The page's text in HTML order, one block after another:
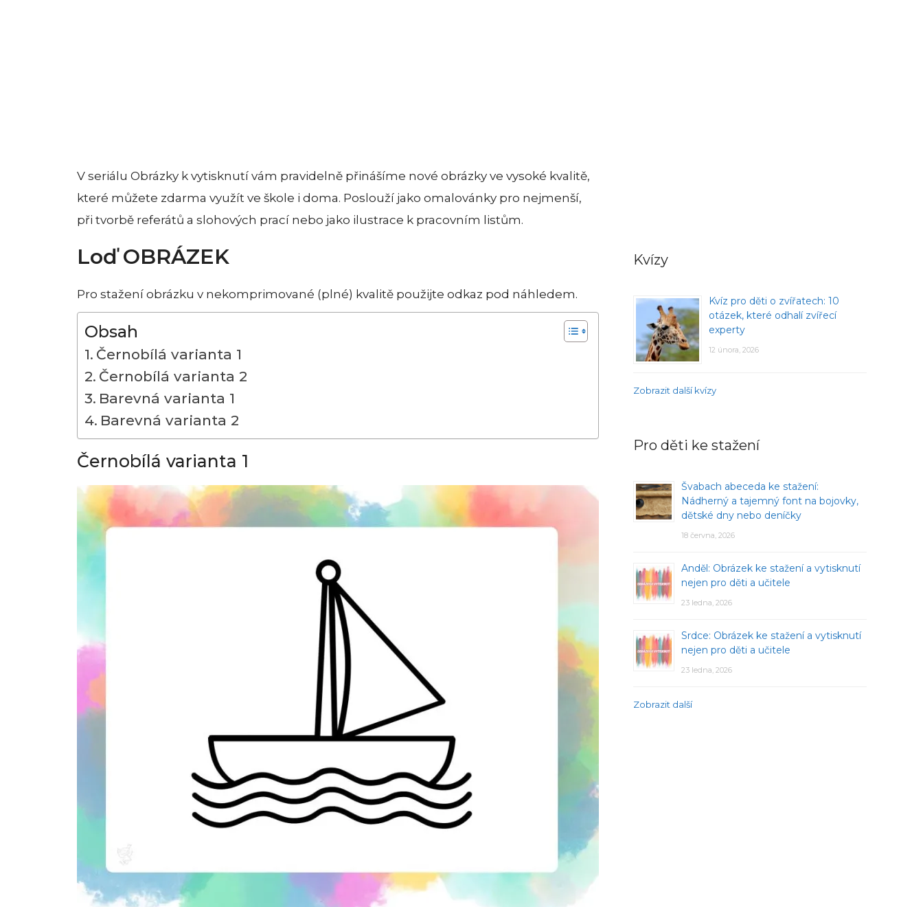
V seriálu Obrázky k vytisknutí vám pravidelně přinášíme nové obrázky ve vysoké kvalitě,
které můžete zdarma využít ve škole i doma. Poslouží jako omalovánky pro nejmenší,
při tvorbě referátů a slohových prací nebo jako ilustrace k pracovním listům.
Loď OBRÁZEK
Pro stažení obrázku v nekomprimované (plné) kvalitě použijte odkaz pod náhledem.
Obsah
Černobílá varianta 1
Černobílá varianta 2
Barevná varianta 1
Barevná varianta 2
Černobílá varianta 1
Kvízy
Kvíz pro děti o zvířatech: 10
otázek, které odhalí zvířecí
experty
12 února, 2026
Zobrazit další kvízy
Pro děti ke stažení
Švabach abeceda ke stažení:
Nádherný a tajemný font na bojovky,
dětské dny nebo deníčky
18 června, 2026
Anděl: Obrázek ke stažení a vytisknutí
nejen pro děti a učitele
23 ledna, 2026
Srdce: Obrázek ke stažení a vytisknutí
nejen pro děti a učitele
23 ledna, 2026
Zobrazit další